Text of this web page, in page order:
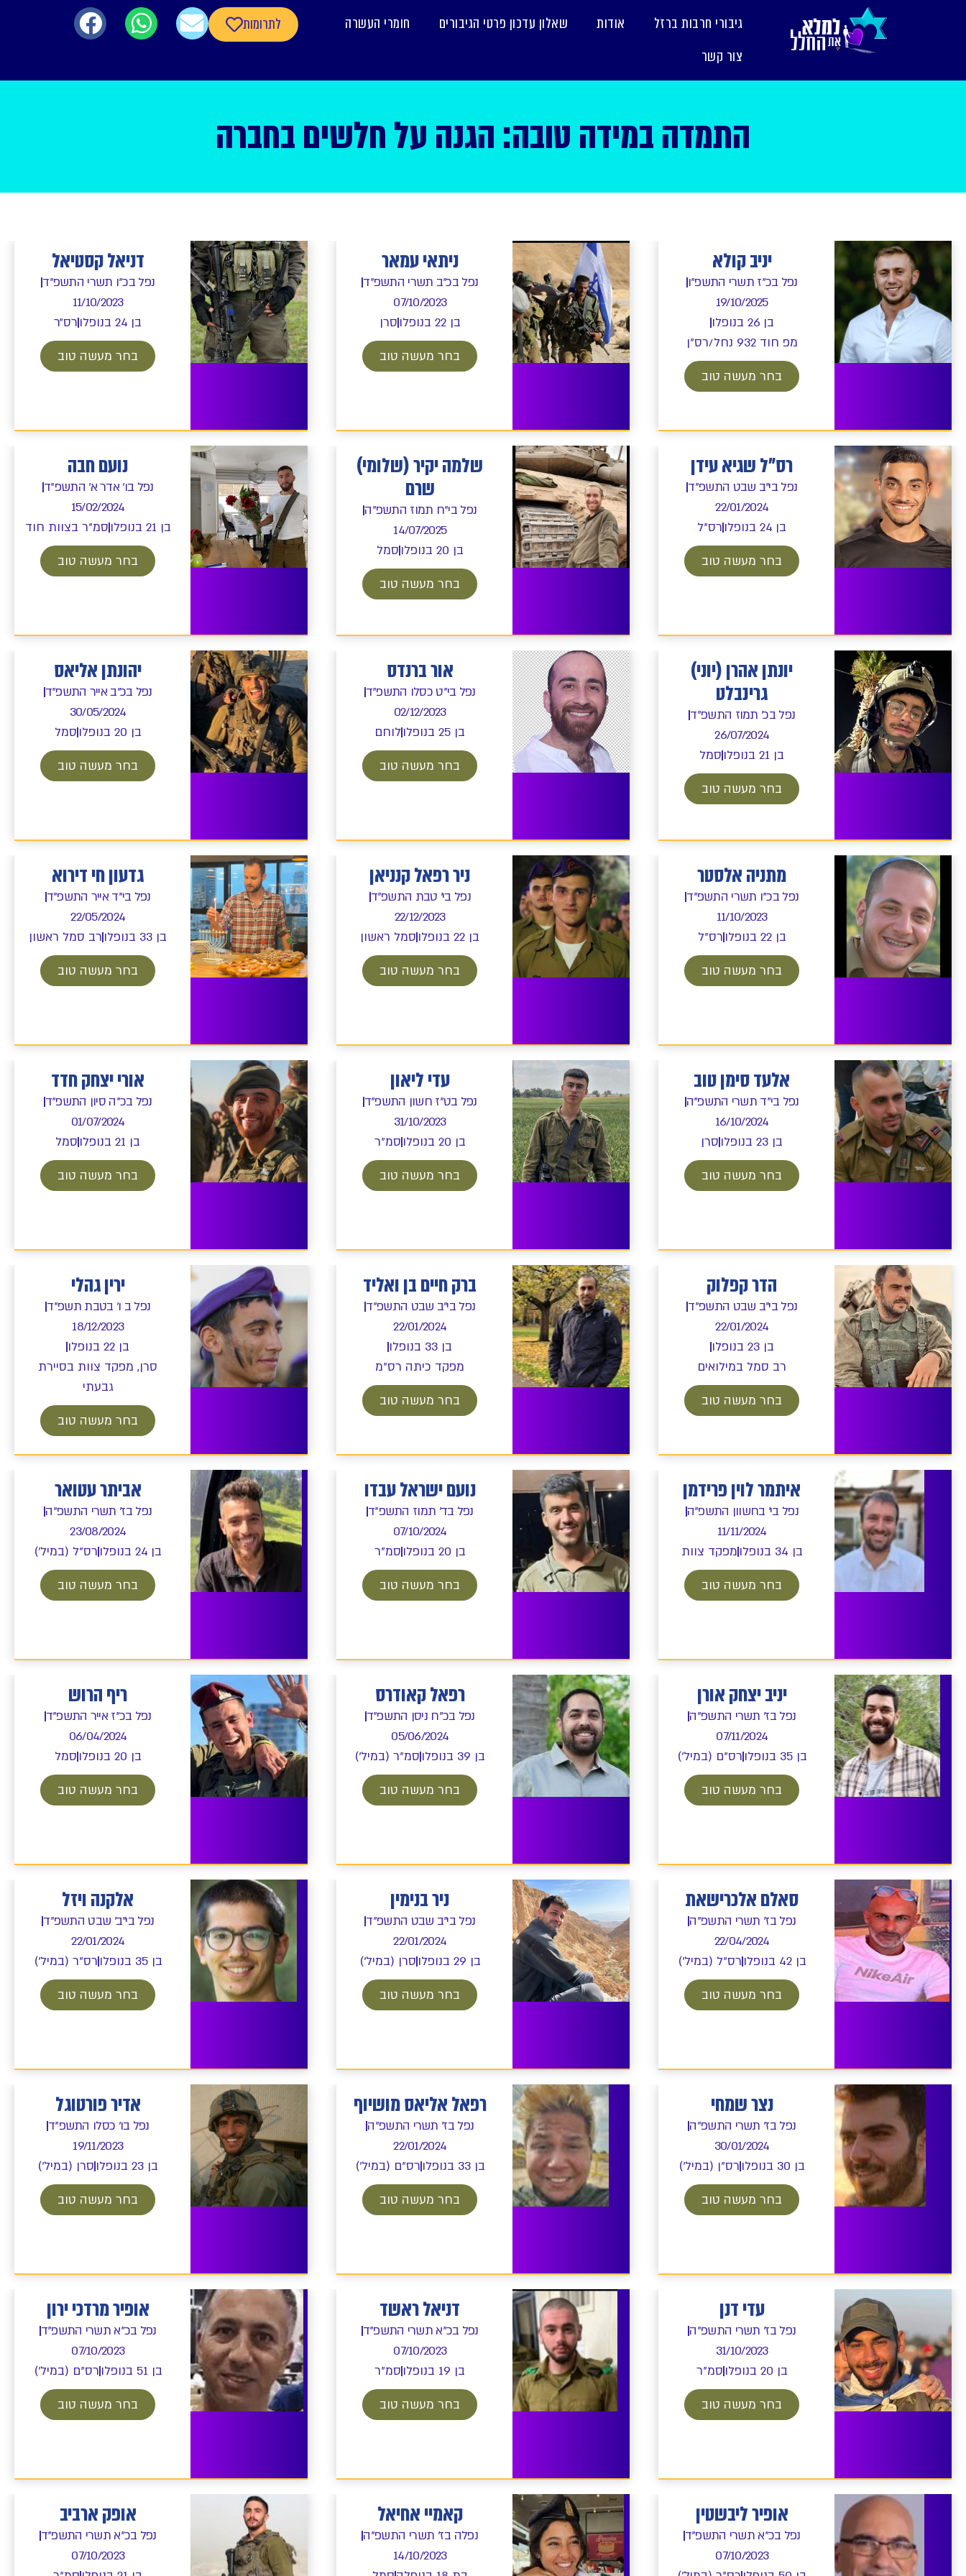
גיבורי חרבות ברזל אודות שאלון עדכון פרטי הגיבורים
חומרי העשרה
צור קשר
לתרומות
התמדה במידה טובה: הגנה על חלשים בחברה
יניב קולא
נפל בכ"ז תשרי התשפ"ו
19/10/2025
בן 26 בנופלו
מפ חוד 932 נחל/רס"ן
בחר מעשה טוב
ניתאי עמאר
נפל בכ"ב תשרי התשפ"ד
07/10/2023
בן 22 בנופלו
סרן
בחר מעשה טוב
דניאל קסטיאל
נפל בכ"ו תשרי התשפ"ד
11/10/2023
בן 24 בנופלו
רס״ר
בחר מעשה טוב
רס"ל שגיא עידן
נפל בי"ב שבט התשפ"ד
22/01/2024
בן 24 בנופלו
רס"ל
בחר מעשה טוב
שלמה יקיר (שלומי)
שרם
נפל בי"ח תמוז התשפ"ה
14/07/2025
בן 20 בנופלו
סמל
בחר מעשה טוב
נועם חבה
נפל בו' אדר א' התשפ"ד
15/02/2024
בן 21 בנופלו
סמ"ר בצוות חוד
בחר מעשה טוב
יונתן אהרן (יוני)
גרינבלט
נפל בכ' תמוז התשפ"ד
26/07/2024
בן 21 בנופלו
סמל
בחר מעשה טוב
אור ברנדס
נפל בי"ט כסלו התשפ"ד
02/12/2023
בן 25 בנופלו
לוחם
בחר מעשה טוב
יהונתן אליאס
נפל בכ"ב אייר התשפ"ד
30/05/2024
בן 20 בנופלו
סמל
בחר מעשה טוב
מתניה אלסטר
נפל בכ"ו תשרי התשפ"ד
11/10/2023
בן 22 בנופלו
רס"ל
בחר מעשה טוב
ניר רפאל קנניאן
נפל בי' טבת התשפ"ד
22/12/2023
בן 22 בנופלו
סמל ראשון
בחר מעשה טוב
גדעון חי דירוא
נפל בי"ד אייר התשפ"ד
22/05/2024
בן 33 בנופלו
רב סמל ראשון
בחר מעשה טוב
אלעד סימן טוב
נפל בי"ד תשרי התשפ"ה
16/10/2024
בן 23 בנופלו
סרן
בחר מעשה טוב
עדי ליאון
נפל בט"ז חשון התשפ"ד
31/10/2023
בן 20 בנופלו
סמ"ר
בחר מעשה טוב
אורי יצחק חדד
נפל בכ"ה סיון התשפ"ד
01/07/2024
בן 21 בנופלו
סמל
בחר מעשה טוב
הדר קפלוק
נפל בי"ב שבט התשפ"ד
22/01/2024
בן 23 בנופלו
רב סמל במילואים
בחר מעשה טוב
ברק חיים בן ואליד
נפל בי"ב שבט התשפ"ד
22/01/2024
בן 33 בנופלו
מפקד כיתה רס"מ
בחר מעשה טוב
ירין גהלי
נפל ב ו' בטבת תשפ"ד
18/12/2023
בן 22 בנופלו
סרן, מפקד צוות בסיירת
גבעתי
בחר מעשה טוב
איתמר לוין פרידמן
נפל בי' בחשוון התשפ"ה
11/11/2024
בן 34 בנופלו
מפקד צוות
בחר מעשה טוב
נועם ישראל עבדו
נפל בד' תמוז התשפ"ד
07/10/2024
בן 20 בנופלו
סמ"ר
בחר מעשה טוב
אביתר עטואר
נפל בז' תשרי התשפ"ה
23/08/2024
בן 24 בנופלו
רס"ל (במיל')
בחר מעשה טוב
יניב יצחק אורן
נפל בז' תשרי התשפ"ה
07/11/2024
בן 35 בנופלו
רס"ם (במיל')
בחר מעשה טוב
רפאל קאודרס
נפל בכ"ח ניסן התשפ"ד
05/06/2024
בן 39 בנופלו
סמ"ר (במיל')
בחר מעשה טוב
ריף הרוש
נפל בכ"ז אייר התשפ"ד
06/04/2024
בן 20 בנופלו
סמל
בחר מעשה טוב
סאלם אלכרישאת
נפל בז' תשרי התשפ"ה
22/04/2024
בן 42 בנופלו
רס"ל (במיל')
בחר מעשה טוב
ניר בנימין
נפל בי"ב שבט התשפ"ד
22/01/2024
בן 29 בנופלו
סרן (במיל')
בחר מעשה טוב
אלקנה ויזל
נפל בי"ב' שבט התשפ"ד
22/01/2024
בן 35 בנופלו
רס"ר (במיל')
בחר מעשה טוב
נצר שמחי
נפל בז' תשרי התשפ"ה
30/01/2024
בן 30 בנופלו
רס"ן (במיל')
בחר מעשה טוב
רפאל אליאס מושיוף
נפל בז' תשרי התשפ"ה
22/01/2024
בן 33 בנופלו
רס"ם (במיל')
בחר מעשה טוב
אדיר פורטוגל
נפל בו' כסלו התשפ"ד
19/11/2023
בן 23 בנופלו
סרן (במיל')
בחר מעשה טוב
עדי דנן
נפל בז' תשרי התשפ"ה
31/10/2023
בן 20 בנופלו
סמ"ר
בחר מעשה טוב
דניאל ראשד
נפל בכ"א תשרי התשפ"ד
07/10/2023
בן 19 בנופלו
סמ"ר
בחר מעשה טוב
אופיר מרדכי ירון
נפל בכ"א תשרי התשפ"ד
07/10/2023
בן 51 בנופלו
רס"ם (במיל')
בחר מעשה טוב
אופיר ליבשטין
נפל בכ"א תשרי התשפ"ד
07/10/2023
קאמיי אחיאל
נפלה בז' תשרי התשפ"ה
14/10/2023
אופק ארביב
נפל בכ"א תשרי התשפ"ד
07/10/2023